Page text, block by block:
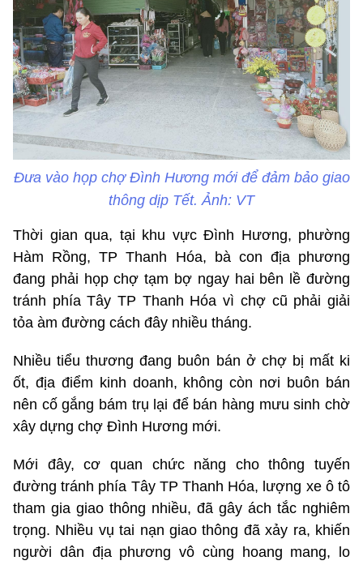
Đưa vào họp chợ Đình Hương mới để đảm bảo giao
thông dịp Tết. Ảnh: VT
Thời gian qua, tại khu vực Đình Hương, phường
Hàm Rồng, TP Thanh Hóa, bà con địa phương
đang phải họp chợ tạm bợ ngay hai bên lề đường
tránh phía Tây TP Thanh Hóa vì chợ cũ phải giải
tỏa àm đường cách đây nhiều tháng.
Nhiều tiểu thương đang buôn bán ở chợ bị mất ki
ốt, địa điểm kinh doanh, không còn nơi buôn bán
nên cố gắng bám trụ lại để bán hàng mưu sinh chờ
xây dựng chợ Đình Hương mới.
Mới đây, cơ quan chức năng cho thông tuyến
đường tránh phía Tây TP Thanh Hóa, lượng xe ô tô
tham gia giao thông nhiều, đã gây ách tắc nghiêm
trọng. Nhiều vụ tai nạn giao thông đã xảy ra, khiến
người dân địa phương vô cùng hoang mang, lo